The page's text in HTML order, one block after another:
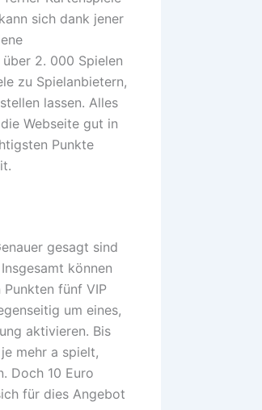
sich dank jener
2. 000 Spielen
zu Spielanbietern,
lassen. Alles
Webseite gut in
Punkte
gesagt sind
können
fünf VIP
um eines,
aktivieren. Bis
mehr a spielt,
Doch 10 Euro
für dies Angebot